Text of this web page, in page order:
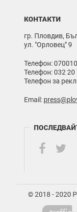
КОНТАКТИ
гр. Пловдив,
ул. "Орловец" 9
Телефон:
Телефон: 032 20
Телефон за
Email:
© 2018 - 2020